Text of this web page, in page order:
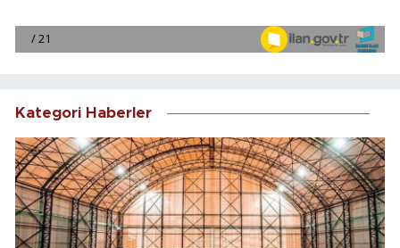
Kategori Haberler